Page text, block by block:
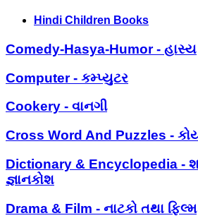
Hindi Children Books
Comedy-Hasya-Humor - હાસ્ય
Computer - કમ્પ્યુટર
Cookery - વાનગી
Cross Word And Puzzles -
Dictionary & Encyclopedia -
જ્ઞાનકોશ
Drama & Film - નાટકો તથા ફિલ્મ